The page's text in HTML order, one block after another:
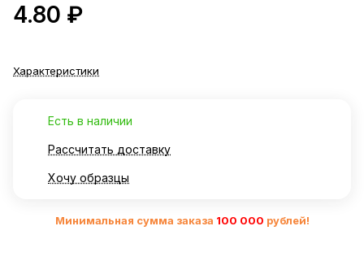
4.80 ₽
Характеристики
Есть в наличии
Рассчитать доставку
Хочу образцы
Минимальная сумма заказа 100 000 рублей!